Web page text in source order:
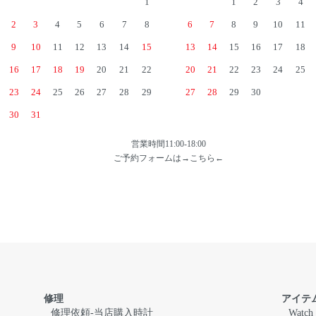
2 3 4 5 6 7 8
9 10 11 12 13 14 15
16 17 18 19 20 21 22
23 24 25 26 27 28 29
30 31
6 7 8 9 10 11
13 14 15 16 17 18
20 21 22 23 24 25
27 28 29 30
営業時間11:00-18:00
ご予約フォームは→ こちら ←
修理
修理依頼-当店購入時計
アイテ
Watch